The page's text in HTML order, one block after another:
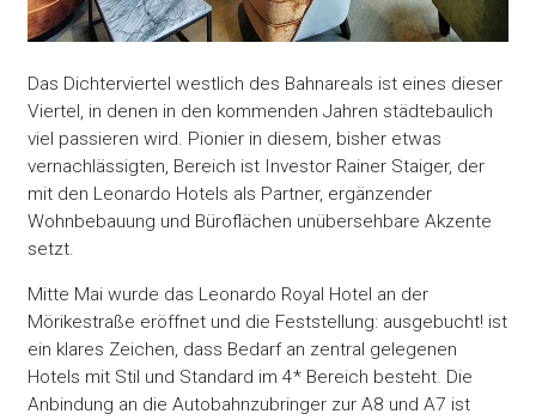
Das Dichterviertel westlich des Bahnareals ist eines dieser
Viertel, in denen in den kommenden Jahren städtebaulich
viel passieren wird. Pionier in diesem, bisher etwas
vernachlässigten, Bereich ist Investor Rainer Staiger, der
mit den Leonardo Hotels als Partner, ergänzender
Wohnbebauung und Büroflächen unübersehbare Akzente
setzt.
Mitte Mai wurde das Leonardo Royal Hotel an der
Mörikestraße eröffnet und die Feststellung: ausgebucht! ist
ein klares Zeichen, dass Bedarf an zentral gelegenen
Hotels mit Stil und Standard im 4* Bereich besteht. Die
Anbindung an die Autobahnzubringer zur A8 und A7 ist